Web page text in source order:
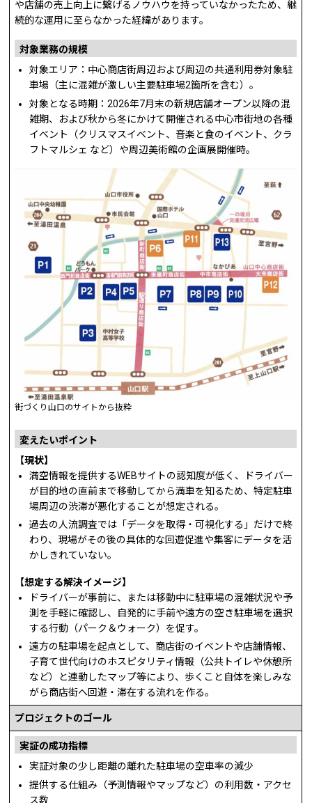
や店舗の売上向上に繋げるノウハウを持っていなかったため、継
続的な運用に至らなかった経緯があります。
対象業務の規模
対象エリア：中心商店街周辺および周辺の共通利用券対象駐
車場（主に混雑が激しい主要駐車場2箇所を含む）。
対象となる時期：2026年7月末の新規店舗オープン以降の混
雑期、および秋から冬にかけて開催される中心市街地の各種
イベント（クリスマスイベント、音楽と食のイベント、クラ
フトマルシェ など）や周辺美術館の企画展開催時。
街づくり山口のサイトから抜粋
変えたいポイント
【現状】
満空情報を提供するWEBサイトの認知度が低く、ドライバー
が目的地の直前まで移動してから満車を知るため、特定駐車
場周辺の渋滞が悪化することが想定される。
過去の人流調査では「データを取得・可視化する」だけで終
わり、現場がその後の具体的な回遊促進や集客にデータを活
かしきれていない。
【想定する解決イメージ】
ドライバーが事前に、または移動中に駐車場の混雑状況や予
測を手軽に確認し、自発的に手前や遠方の空き駐車場を選択
する行動（パーク＆ウォーク）を促す。
遠方の駐車場を起点として、商店街のイベントや店舗情報、
子育て世代向けのホスピタリティ情報（公共トイレや休憩所
など）と連動したマップ等により、歩くこと自体を楽しみな
がら商店街へ回遊・滞在する流れを作る。
プロジェクトのゴール
実証の成功指標
実証対象の少し距離の離れた駐車場の空車率の減少
提供する仕組み（予測情報やマップなど）の利用数・アクセ
ス数